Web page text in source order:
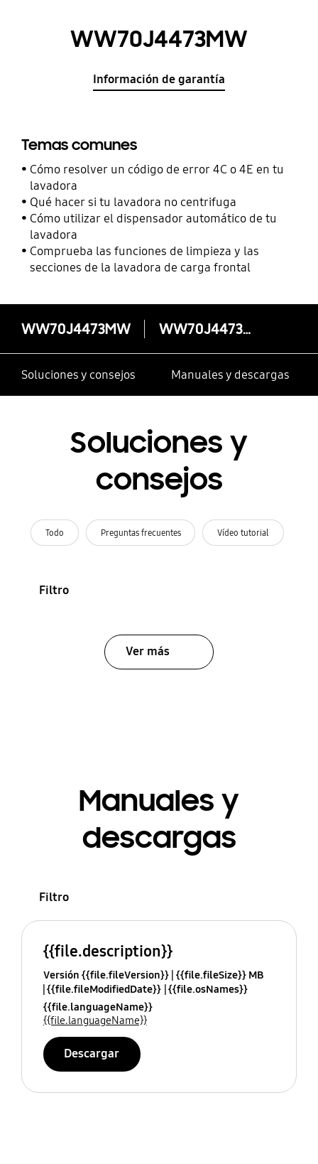
WW70J4473MW
Información de garantía
Temas comunes
Cómo resolver un código de error 4C o 4E en tu
lavadora
Qué hacer si tu lavadora no centrifuga
Cómo utilizar el dispensador automático de tu
lavadora
Comprueba las funciones de limpieza y las
secciones de la lavadora de carga frontal
WW70J4473MW WW70J4473MW
Soluciones y consejos Manuales y descargas
Soluciones y
consejos
Todo Preguntas frecuentes Vídeo tutorial
Filtro
Ver más
Manuales y
descargas
Filtro
{{file.description}}
Versión {{file.fileVersion}} {{file.fileSize}} MB
{{file.fileModifiedDate}} {{file.osNames}}
{{file.languageName}}
{{file.languageName}}
Descargar